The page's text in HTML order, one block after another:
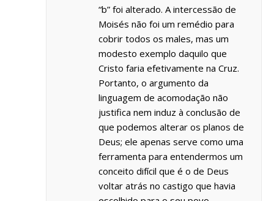
“b” foi alterado. A intercessão de
Moisés não foi um remédio para
cobrir todos os males, mas um
modesto exemplo daquilo que
Cristo faria efetivamente na Cruz.
Portanto, o argumento da
linguagem de acomodação não
justifica nem induz à conclusão de
que podemos alterar os planos de
Deus; ele apenas serve como uma
ferramenta para entendermos um
conceito difícil que é o de Deus
voltar atrás no castigo que havia